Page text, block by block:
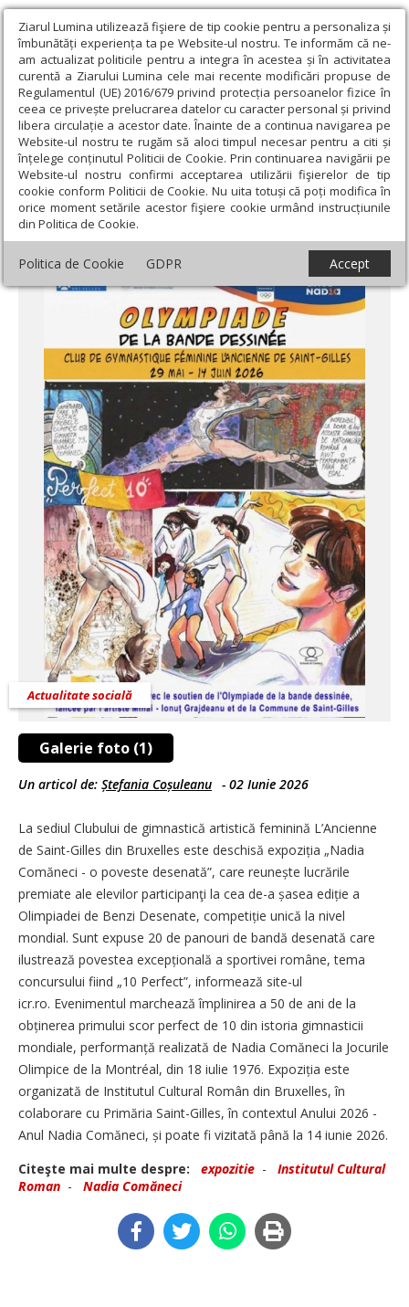
Ziarul Lumina utilizează fişiere de tip cookie pentru a personaliza și
îmbunătăți experiența ta pe Website-ul nostru. Te informăm că ne-
am actualizat politicile pentru a integra în acestea și în activitatea
curentă a Ziarului Lumina cele mai recente modificări propuse de
Regulamentul (UE) 2016/679 privind protecția persoanelor fizice în
ceea ce privește prelucrarea datelor cu caracter personal și privind
libera circulație a acestor date. Înainte de a continua navigarea pe
Website-ul nostru te rugăm să aloci timpul necesar pentru a citi și
înțelege conținutul Politicii de Cookie. Prin continuarea navigării pe
Website-ul nostru confirmi acceptarea utilizării fişierelor de tip
cookie conform Politicii de Cookie. Nu uita totuși că poți modifica în
orice moment setările acestor fişiere cookie urmând instrucțiunile
din Politica de Cookie.
Politica de Cookie GDPR Accept
Ziarul Lumina › Societate › Actualitate socială › Nadia Comăneci
celebrată la Bruxelles printr-o expoziție
Nadia Comăneci celebrată la Bruxelles
printr-o expoziție
Galerie foto (1)
Actualitate socială
Un articol de: Ștefania Coșuleanu - 02 Iunie 2026
La sediul Clubului de gimnastică artistică feminină L’Ancienne
de Saint-Gilles din Bruxelles este deschisă expoziția „Nadia
Comăneci - o poveste desenată”, care reunește lucrările
premiate ale elevilor participanţi la cea de-a șasea ediție a
Olimpiadei de Benzi Desenate, competiție unică la nivel
mondial. Sunt expuse 20 de panouri de bandă desenată care
ilustrează povestea excepțională a sportivei române, tema
concursului fiind „10 Perfect”, informează site-ul
icr.ro. Evenimentul marchează împlinirea a 50 de ani de la
obținerea primului scor perfect de 10 din istoria gimnasticii
mondiale, performanță realizată de Nadia Comăneci la Jocurile
Olimpice de la Montréal, din 18 iulie 1976. Expoziția este
organizată de Institutul Cultural Român din Bruxelles, în
colaborare cu Primăria Saint-Gilles, în contextul Anului 2026 -
Anul Nadia Comăneci, și poate fi vizitată până la 14 iunie 2026.
Citeşte mai multe despre:
expozitie - Institutul Cultural
Roman - Nadia Comăneci